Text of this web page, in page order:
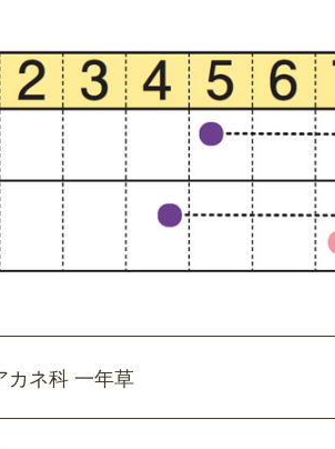
カネ科 一年草